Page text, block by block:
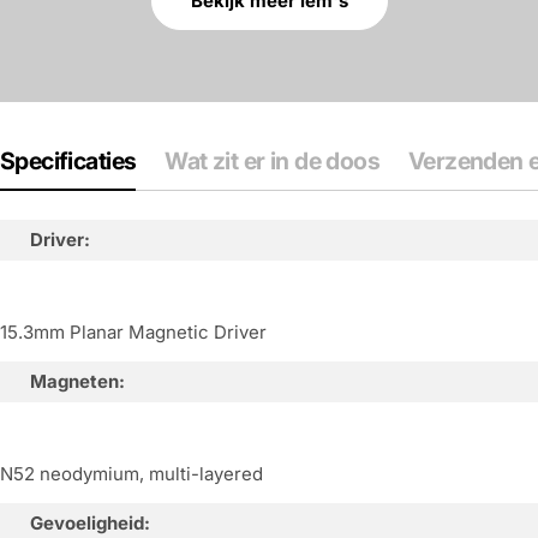
Specificaties Wat zit er in de doos Verzenden
Driver:
15.3mm Planar Magnetic Driver
Magneten:
N52 neodymium, multi-layered
Gevoeligheid: